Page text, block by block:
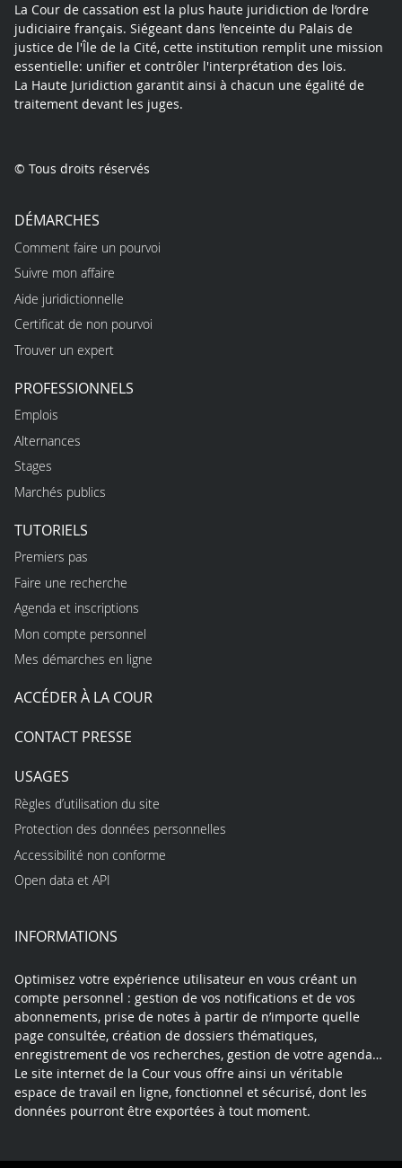
La Cour de cassation est la plus haute juridiction de l’ordre
judiciaire français. Siégeant dans l’enceinte du Palais de
justice de l'Île de la Cité, cette institution remplit une mission
essentielle: unifier et contrôler l'interprétation des lois.
La Haute Juridiction garantit ainsi à chacun une égalité de
traitement devant les juges.
© Tous droits réservés
DÉMARCHES
Comment faire un pourvoi
Suivre mon affaire
Aide juridictionnelle
Certificat de non pourvoi
Trouver un expert
PROFESSIONNELS
Emplois
Alternances
Stages
Marchés publics
TUTORIELS
Premiers pas
Faire une recherche
Agenda et inscriptions
Mon compte personnel
Mes démarches en ligne
ACCÉDER À LA COUR
CONTACT PRESSE
USAGES
Règles d’utilisation du site
Protection des données personnelles
Accessibilité non conforme
Open data et API
INFORMATIONS
Optimisez votre expérience utilisateur en vous créant un
compte personnel : gestion de vos notifications et de vos
abonnements, prise de notes à partir de n’importe quelle
page consultée, création de dossiers thématiques,
enregistrement de vos recherches, gestion de votre agenda…
Le site internet de la Cour vous offre ainsi un véritable
espace de travail en ligne, fonctionnel et sécurisé, dont les
données pourront être exportées à tout moment.